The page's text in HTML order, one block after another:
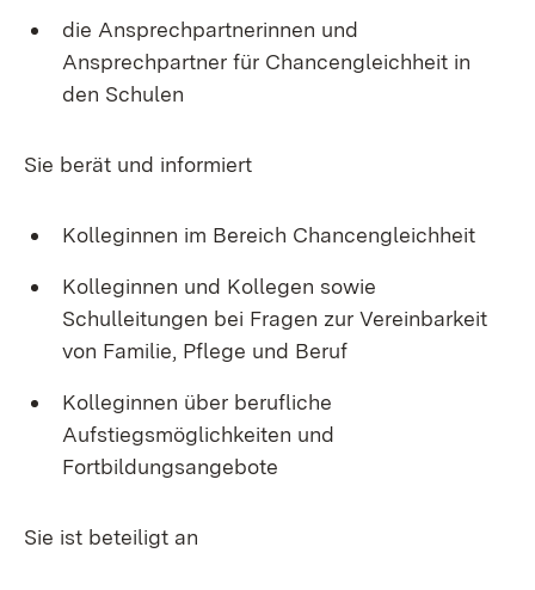
die Ansprechpartnerinnen und
Ansprechpartner für Chancengleichheit in
den Schulen
Sie berät und informiert
Kolleginnen im Bereich Chancengleichheit
Kolleginnen und Kollegen sowie
Schulleitungen bei Fragen zur Vereinbarkeit
von Familie, Pflege und Beruf
Kolleginnen über berufliche
Aufstiegsmöglichkeiten und
Fortbildungsangebote
Sie ist beteiligt an